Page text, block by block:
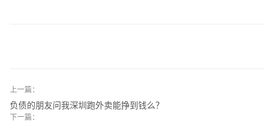
上一篇：
负债的朋友问我深圳跑外卖能挣到钱么？
下一篇：